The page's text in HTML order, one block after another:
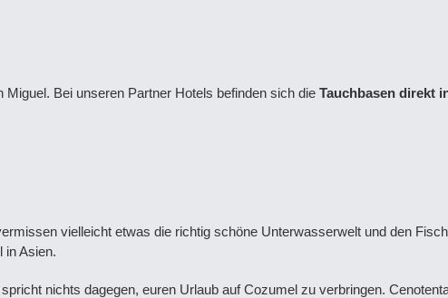
Bei unseren Partner Hotels befinden sich die Tauchbasen direkt
vielleicht etwas die richtig schöne Unterwasserwelt und den
in Asien.
nichts dagegen, euren Urlaub auf Cozumel zu verbringen.